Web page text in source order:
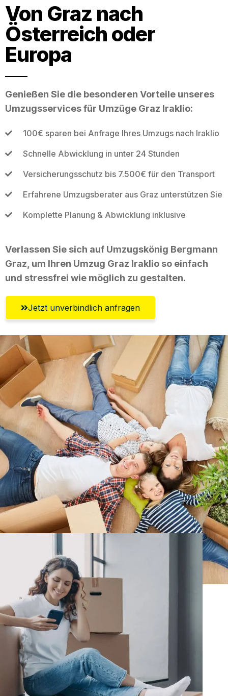
Von Graz nach
Österreich oder
Europa
Genießen Sie die besonderen Vorteile unseres
Umzugsservices für Umzüge Graz Iraklio:
100€ sparen bei Anfrage Ihres Umzugs nach Iraklio
Schnelle Abwicklung in unter 24 Stunden
Versicherungsschutz bis 7.500€ für den Transport
Erfahrene Umzugsberater aus Graz unterstützen Sie
Komplette Planung & Abwicklung inklusive
Verlassen Sie sich auf Umzugskönig Bergmann
Graz, um Ihren Umzug Graz Iraklio so einfach
und stressfrei wie möglich zu gestalten.
Jetzt unverbindlich anfragen